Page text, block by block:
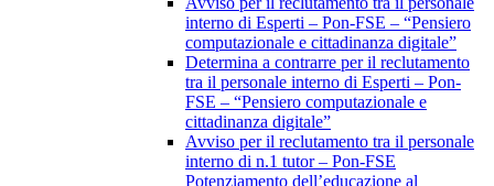
interno di Esperti – Pon-FSE – “Pensiero
computazionale e cittadinanza digitale”
Determina a contrarre per il reclutamento
tra il personale interno di Esperti – Pon-
FSE – “Pensiero computazionale e
cittadinanza digitale”
Avviso per il reclutamento tra il personale
interno di n.1 tutor – Pon-FSE
Potenziamento dell’educazione al